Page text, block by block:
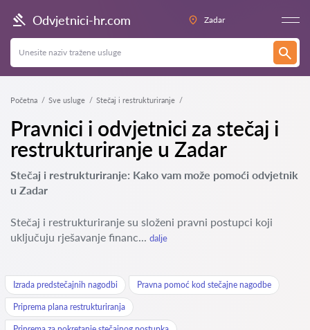
Odvjetnici-hr.com Zadar
Početna Sve usluge Stečaj i restrukturiranje
Pravnici i odvjetnici za stečaj i
restrukturiranje u Zadar
Stečaj i restrukturiranje: Kako vam može pomoći odvjetnik
u Zadar
Stečaj i restrukturiranje su složeni pravni postupci koji
uključuju rješavanje financ... dalje
Izrada predstečajnih nagodbi Pravna pomoć kod stečajne nagodbe
Priprema plana restrukturiranja